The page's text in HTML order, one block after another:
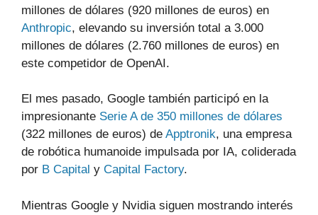
millones de dólares (920 millones de euros) en
Anthropic, elevando su inversión total a 3.000
millones de dólares (2.760 millones de euros) en
este competidor de OpenAI.
El mes pasado, Google también participó en la
impresionante Serie A de 350 millones de dólares
(322 millones de euros) de Apptronik, una empresa
de robótica humanoide impulsada por IA, coliderada
por B Capital y Capital Factory.
Mientras Google y Nvidia siguen mostrando interés